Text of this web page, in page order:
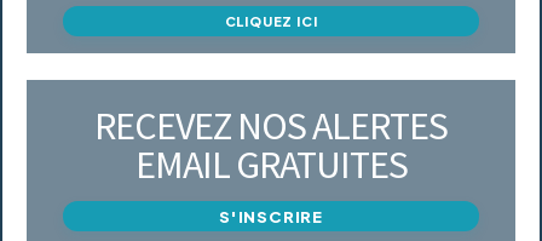
CLIQUEZ ICI
RECEVEZ NOS ALERTES
EMAIL GRATUITES
S'INSCRIRE